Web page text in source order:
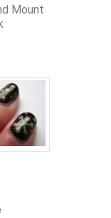
Mount